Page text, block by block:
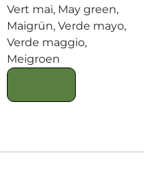
Vert mai, May green,
Maigrün, Verde mayo,
Verde maggio,
Meigroen